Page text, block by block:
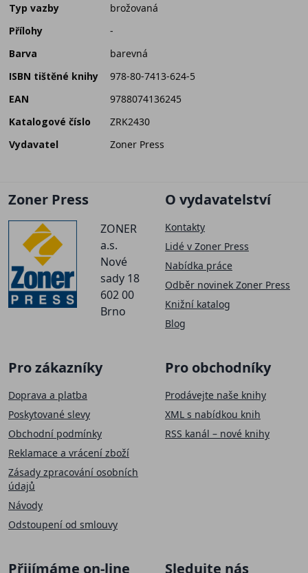
Typ vazby
brožovaná
Přílohy
-
Barva
barevná
ISBN tištěné knihy
978-80-7413-624-5
EAN
9788074136245
Katalogové číslo
ZRK2430
Vydavatel
Zoner Press
Zoner Press
ZONER
a.s.
Nové
sady 18
602 00
Brno
O vydavatelství
Kontakty
Lidé v Zoner Press
Nabídka práce
Odběr novinek Zoner Press
Knižní katalog
Blog
Pro zákazníky
Doprava a platba
Poskytované slevy
Obchodní podmínky
Reklamace a vrácení zboží
Zásady zpracování osobních
údajů
Návody
Odstoupení od smlouvy
Pro obchodníky
Prodávejte naše knihy
XML s nabídkou knih
RSS kanál – nové knihy
Přijímáme on-line Sledujte nás